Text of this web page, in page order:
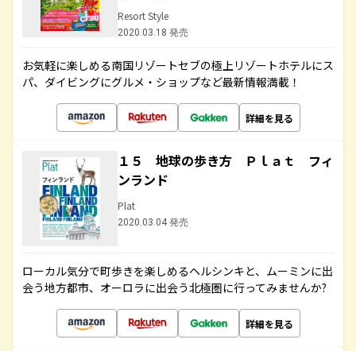
Resort Style
2020.03.18 発売
お気軽に楽しめる南国リゾートセブの極上リゾートホテルにス
パ、ダイビングにグルメ・ショップなど最新情報満載！
詳細を見る
１５ 地球の歩き方 Ｐｌａｔ フィ
ンランド
Plat
2020.03.04 発売
ローカル気分で町歩きを楽しめるヘルシンキと、ムーミンに出
会う地方都市、オーロラに出会う北極圏に行ってみませんか?
詳細を見る